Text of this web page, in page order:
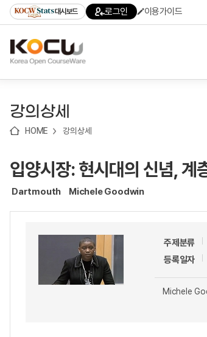
기
기
기
content)
가
대시보드 로그인 이용가이드
강의상세
HOME 강의상세
입양시장: 현시대의 신념, 계
Dartmouth Michele Goodwin
주제분류
등록일자
Michele